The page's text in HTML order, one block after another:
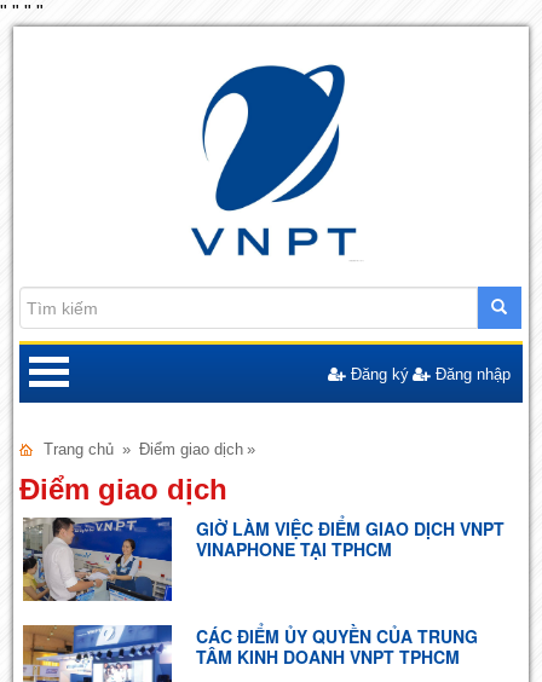
" " " "
Đăng ký Đăng nhập
Trang chủ » Điểm giao dịch »
Điểm giao dịch
GIỜ LÀM VIỆC ĐIỂM GIAO DỊCH VNPT
VINAPHONE TẠI TPHCM
CÁC ĐIỂM ỦY QUYỀN CỦA TRUNG
TÂM KINH DOANH VNPT TPHCM